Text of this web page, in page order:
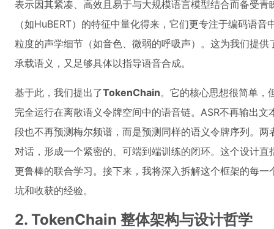
表示因其紧凑、高效且易于与大规模语言模型结合而备受青
（如HuBERT）的特征中量化得来，它们更专注于编码语
粒度的声学细节（如音色、微弱的呼吸声）。这为我们提供
承载语义，又足够具体以指导语音合成。
基于此，我们提出了TokenChain。它的核心思想很简单，
完全运行在离散语义令牌空间中的语音链。ASR不再输出
段也不再预测梅尔频谱，而是预测同样的语义令牌序列。两
对话，形成一个紧密的、可端到端训练的闭环。这个设计
更鲁棒的联合学习。接下来，我将深入拆解这个框架的每
坑和收获的经验。
2. TokenChain 整体架构与设计哲学